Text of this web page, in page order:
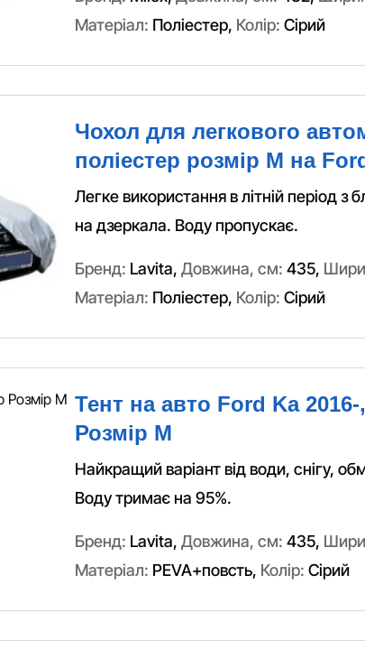
Матеріал: Поліестер, Колір: Сірий
Чохол для легкового
поліестер розмір M на
Легке використання в літній період з
на дзеркала. Воду пропускає.
Бренд: Lavita, Довжина, см: 435,
Матеріал: Поліестер, Колір: Сірий
Тент на авто Ford Ka
Розмір M
Найкращий варіант від води, снігу,
Воду тримає на 95%.
Бренд: Lavita, Довжина, см: 435,
Матеріал: PEVA+повсть, Колір: Сірий